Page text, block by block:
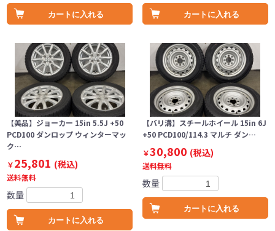
カートに入れる カートに入れる
【美品】ジョーカー 15in 5.5J +50
PCD100 ダンロップ ウィンターマッ
ク…
￥25,801 (税込)
送料無料
数量
カートに入れる
【バリ溝】スチールホイール 15in 6J
+50 PCD100/114.3 マルチ ダン…
￥30,800 (税込)
送料無料
数量
カートに入れる